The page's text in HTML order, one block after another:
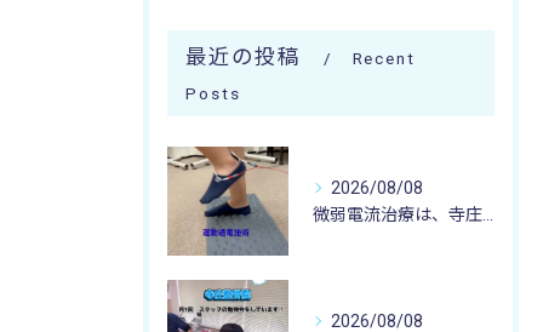
最近の投稿
Recent
Posts
2026/08/08
2026/08/08